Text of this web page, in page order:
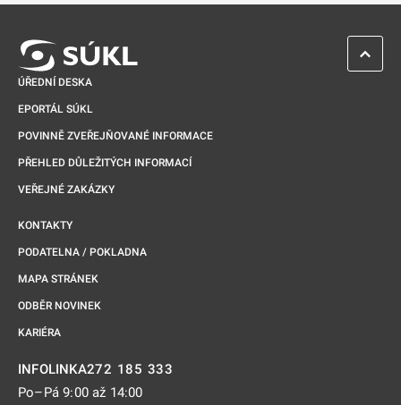
ÚŘEDNÍ DESKA
EPORTÁL SÚKL
POVINNĚ ZVEŘEJŇOVANÉ INFORMACE
PŘEHLED DŮLEŽITÝCH INFORMACÍ
VEŘEJNÉ ZAKÁZKY
KONTAKTY
PODATELNA / POKLADNA
MAPA STRÁNEK
ODBĚR NOVINEK
KARIÉRA
INFOLINKA272 185 333
Po–Pá 9:00 až 14:00
ZPĚT